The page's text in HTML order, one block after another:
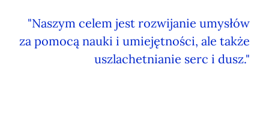
"Naszym celem jest rozwijanie umysłów
za pomocą nauki i umiejętności, ale także
uszlachetnianie serc i dusz."